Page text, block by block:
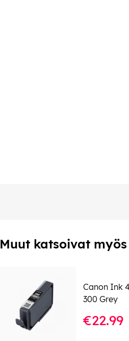
Muut katsoivat myös
Canon Ink
300 Grey
€22.99